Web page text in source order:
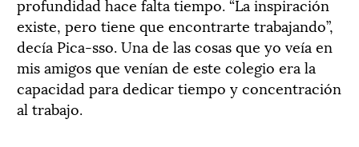
existe, pero tiene que encontrarte trabajando”,
decía Pica-sso. Una de las cosas que yo veía en
mis amigos que venían de este colegio era la
capacidad para dedicar tiempo y concentración
al trabajo.